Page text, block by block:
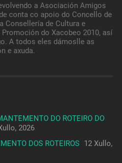
a Asociación Amigos
conta co apoio do Concello de
Consellería de Cultura e
do Xacobeo 2010, así
A todos eles dámoslle as
e axuda.
DO ROTEIRO DO
2026
DOS ROTEIROS 12 Xullo,